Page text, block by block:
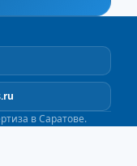
в Саратове.